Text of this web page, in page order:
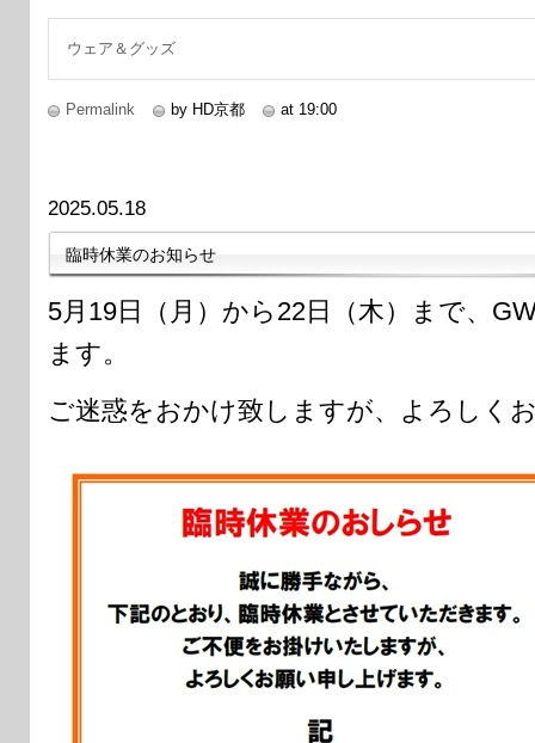
ウェア＆グッズ
Permalink by HD京都 at 19:00
2025.05.18
臨時休業のお知らせ
5月19日（月）から22日（木）まで、
ます。
ご迷惑をおかけ致しますが、よろしく